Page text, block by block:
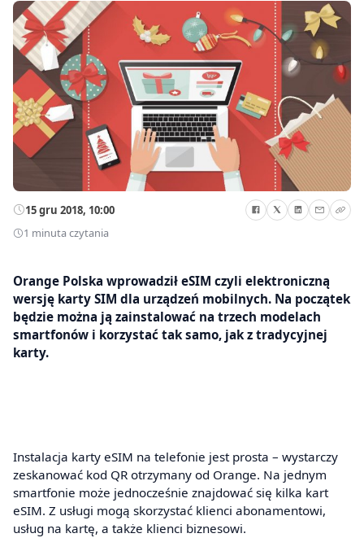
15 gru 2018, 10:00
1 minuta czytania
Orange Polska wprowadził eSIM czyli elektroniczną
wersję karty SIM dla urządzeń mobilnych. Na początek
będzie można ją zainstalować na trzech modelach
smartfonów i korzystać tak samo, jak z tradycyjnej
karty.
Instalacja karty eSIM na telefonie jest prosta – wystarczy
zeskanować kod QR otrzymany od Orange. Na jednym
smartfonie może jednocześnie znajdować się kilka kart
eSIM. Z usługi mogą skorzystać klienci abonamentowi,
usług na kartę, a także klienci biznesowi.